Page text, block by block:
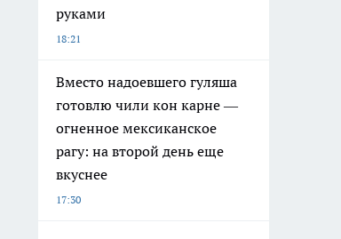
руками
18:21
Вместо надоевшего гуляша
готовлю чили кон карне —
огненное мексиканское
рагу: на второй день еще
вкуснее
17:30